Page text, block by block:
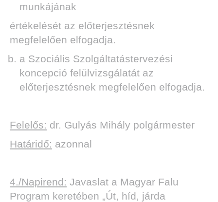
munkájának
értékelését az előterjesztésnek
megfelelően elfogadja.
a Szociális Szolgáltatástervezési
koncepció felülvizsgálatát az
előterjesztésnek megfelelően elfogadja.
Felelős: dr. Gulyás Mihály polgármester
Határidő: azonnal
4./Napirend: Javaslat a Magyar Falu
Program keretében „Út, híd, járda